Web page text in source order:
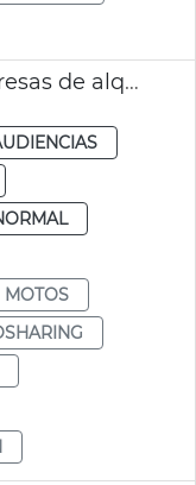
València regulará las empresas de alquiler de motos sin coductor
MOTOS